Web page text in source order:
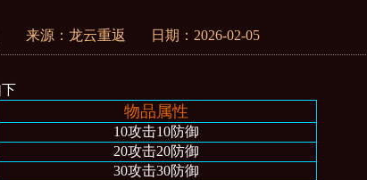
来源：龙云重返 日期：2026-02-05
物品属性
10攻击10防御
20攻击20防御
30攻击30防御